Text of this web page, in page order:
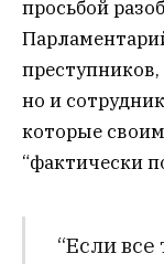
просьбой
но и
которые
“фактически
“Если